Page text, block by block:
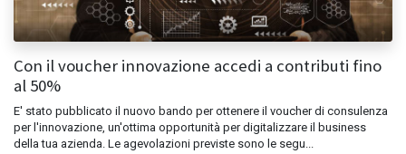
Con il voucher innovazione accedi a contributi fino
al 50%​
E' stato pubblicato il nuovo bando per ottenere il voucher di consulenza
per l'innovazione, un'ottima opportunità per digitalizzare il business
della tua azienda. Le agevolazioni previste sono le segu...